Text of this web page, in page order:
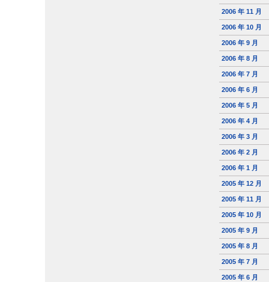
2006 年 11 月
2006 年 10 月
2006 年 9 月
2006 年 8 月
2006 年 7 月
2006 年 6 月
2006 年 5 月
2006 年 4 月
2006 年 3 月
2006 年 2 月
2006 年 1 月
2005 年 12 月
2005 年 11 月
2005 年 10 月
2005 年 9 月
2005 年 8 月
2005 年 7 月
2005 年 6 月